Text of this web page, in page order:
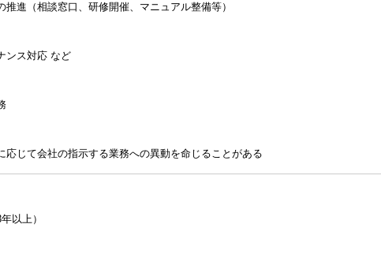
推進（相談窓口、研修開催、マニュアル整備等）
ンス対応 など
応じて会社の指示する業務への異動を命じることがある
以上）